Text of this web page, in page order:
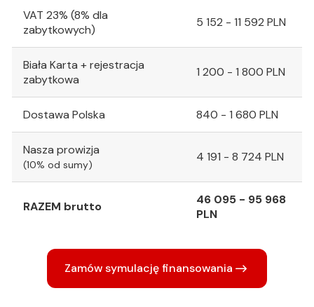
VAT 23% (8% dla
zabytkowych)
5 152 - 11 592 PLN
Biała Karta + rejestracja
zabytkowa
1 200 - 1 800 PLN
Dostawa Polska 840 - 1 680 PLN
Nasza prowizja
(10% od sumy)
4 191 - 8 724 PLN
RAZEM brutto
46 095 - 95 968
PLN
Zamów symulację finansowania